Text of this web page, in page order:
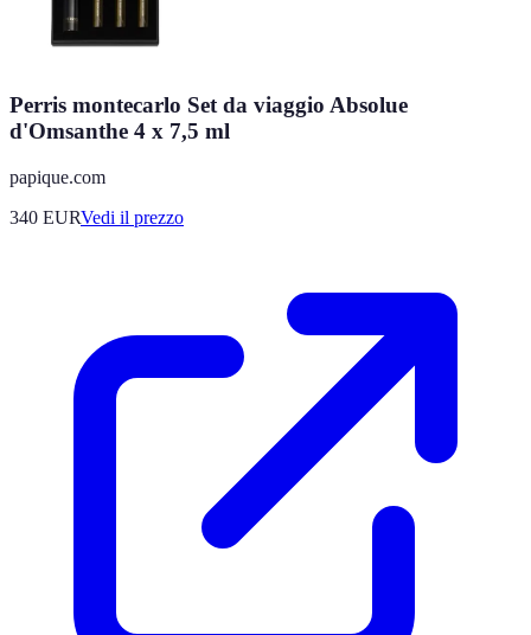
Perris montecarlo Set da viaggio Absolue
d'Omsanthe 4 x 7,5 ml
papique.com
340 EURVedi il prezzo